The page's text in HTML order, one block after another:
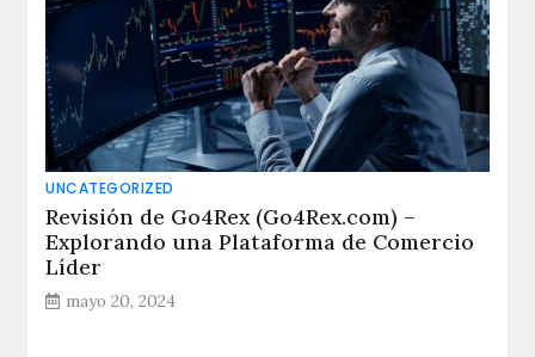
UNCATEGORIZED
Revisión de Go4Rex (Go4Rex.com) –
Explorando una Plataforma de Comercio
Líder
mayo 20, 2024